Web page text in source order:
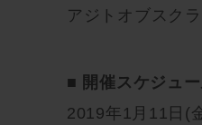
アジトオブスク
■ 開催スケジュ
2019年1月11日(